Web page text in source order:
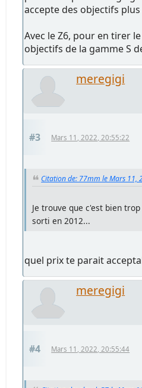
accepte des objectifs plus
Avec le Z6, pour en tirer
objectifs de la gamme S
meregigi
#3 Mars 11, 2022, 20:55:22
Citation de: 77mm le Mars 11,
Je trouve que c'est bien
sorti en 2012...
quel prix te parait
meregigi
#4 Mars 11, 2022, 20:55:44